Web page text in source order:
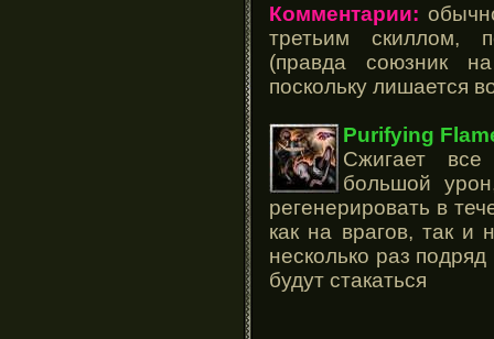
Комментарии:
третьим скиллом,
(правда союзник
поскольку лишается
Purifying
Сжигает
большой
регенерировать в
как на врагов, так и
несколько раз
будут стакаться